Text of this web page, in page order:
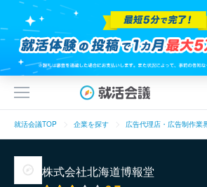
就活会議TOP 企業を探す 広告代理店・広告制作業
株式会社北海道博報堂